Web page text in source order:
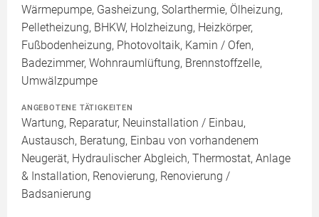
Wärmepumpe, Gasheizung, Solarthermie, Ölheizung,
Pelletheizung, BHKW, Holzheizung, Heizkörper,
Fußbodenheizung, Photovoltaik, Kamin / Ofen,
Badezimmer, Wohnraumlüftung, Brennstoffzelle,
Umwälzpumpe
ANGEBOTENE TÄTIGKEITEN
Wartung, Reparatur, Neuinstallation / Einbau,
Austausch, Beratung, Einbau von vorhandenem
Neugerät, Hydraulischer Abgleich, Thermostat, Anlage
& Installation, Renovierung, Renovierung /
Badsanierung